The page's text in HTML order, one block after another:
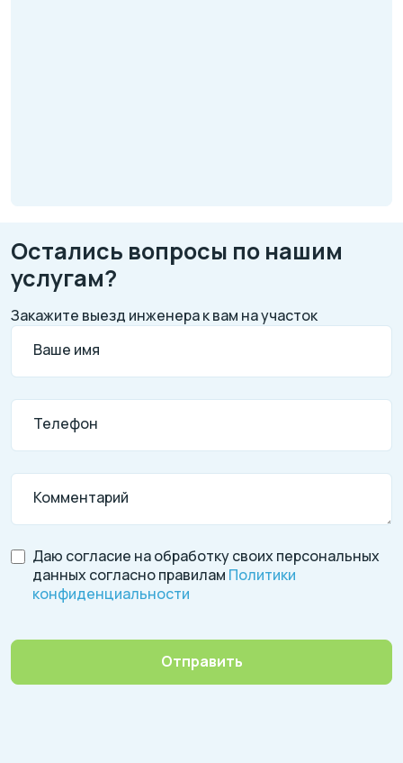
Остались вопросы по нашим
услугам?
Закажите выезд инженера к вам на участок
Ваше имя
Телефон
Комментарий
Даю согласие на обработку своих персональных
данных согласно правилам Политики
конфиденциальности
Отправить